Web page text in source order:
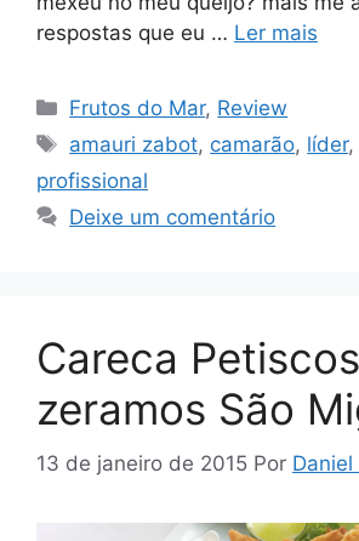
respostas que eu … Ler mais
Categorias
Frutos do Mar, Review
Tags
amauri zabot, camarão, líder,
profissional
Deixe um comentário
Careca
zeramos São
13 de janeiro de 2015 Por Daniel